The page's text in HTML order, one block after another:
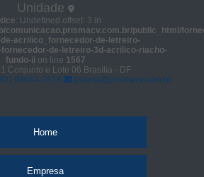
Unidade
: Undefined offset: 3 in
comunicacao.prismacv.com.br/public_html/
acrilico_fornecedor-de-letreiro-
de-letreiro-3d-acrilico-riacho-
fundo-ii on line 1567
Conjunto e Lote 06 Brasília - DF
98664-2818 prisma@prismacv.com.br
Home
Empresa